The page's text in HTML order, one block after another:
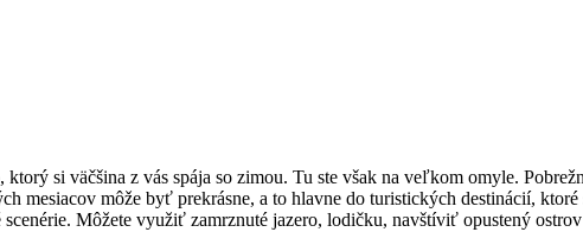
si väčšina z vás spája so zimou. Tu ste však na veľkom omyle.
mesiacov môže byť prekrásne, a to hlavne do turistických destinácií,
Môžete využiť zamrznuté jazero, lodičku, navštíviť opustený